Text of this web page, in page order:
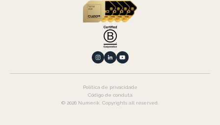
© 2026 Numerik. Copyrights all reserved.
Política de privacidade
Código de conduta